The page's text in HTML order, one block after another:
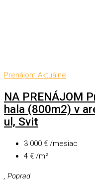
Prenájom Aktuálne
NA PRENÁJOM
hala (800m2) v
ul, Svit
3 000 € /mesiac
4 € /m²
, Poprad